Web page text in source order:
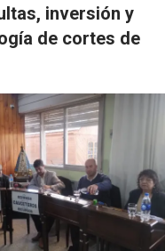
inversión y
de cortes de